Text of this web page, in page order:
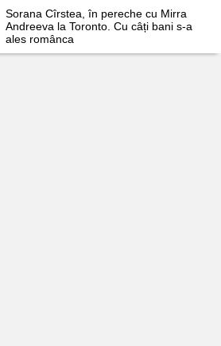
Sorana Cîrstea, în pereche cu Mirra
Andreeva la Toronto. Cu câți bani s-a
ales românca